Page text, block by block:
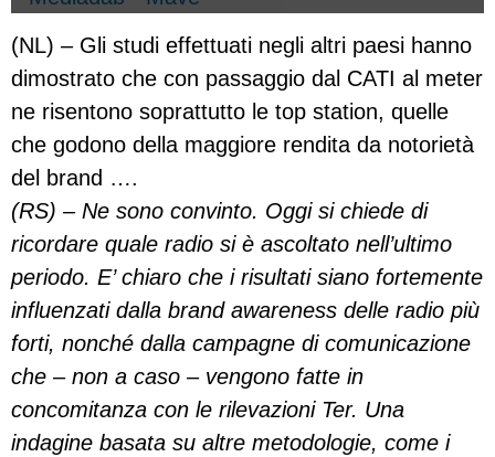
(NL) – Gli studi effettuati negli altri paesi hanno
dimostrato che con passaggio dal CATI al meter
ne risentono soprattutto le top station, quelle
che godono della maggiore rendita da notorietà
del brand ….
(RS) – Ne sono convinto. Oggi si chiede di
ricordare quale radio si è ascoltato nell’ultimo
periodo. E’ chiaro che i risultati siano fortemente
influenzati dalla brand awareness delle radio più
forti, nonché dalla campagne di comunicazione
che – non a caso – vengono fatte in
concomitanza con le rilevazioni Ter. Una
indagine basata su altre metodologie, come i